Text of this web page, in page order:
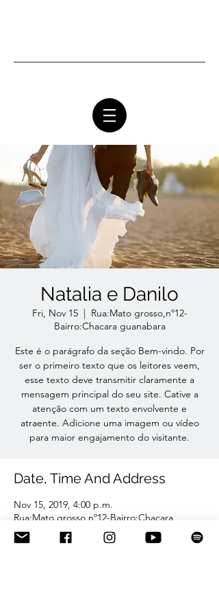
Natalia e Danilo
Fri, Nov 15
  |
Rua:Mato grosso,nº12-
Bairro:Chacara guanabara
Este é o parágrafo da seção Bem-vindo. Por
ser o primeiro texto que os leitores veem,
esse texto deve transmitir claramente a
mensagem principal do seu site. Cative a
atenção com um texto envolvente e
atraente. Adicione uma imagem ou vídeo
para maior engajamento do visitante.
Date, Time And Address
Nov 15, 2019, 4:00 p.m.
Rua:Mato grosso,nº12-Bairro:Chacara
guanabara